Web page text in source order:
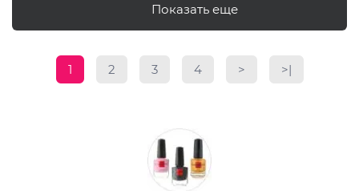
Показать еще
1 2 3 4 > >|